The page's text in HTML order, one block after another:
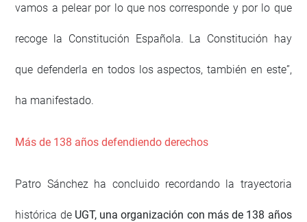
vamos a pelear por lo que nos corresponde y por lo que
recoge la Constitución Española. La Constitución hay
que defenderla en todos los aspectos, también en este”,
ha manifestado.
Más de 138 años defendiendo derechos
Patro Sánchez ha concluido recordando la trayectoria
histórica de UGT, una organización con más de 138 años